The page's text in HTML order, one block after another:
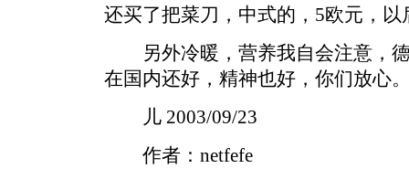
还买了把菜刀，中式的，5欧元，以
另外冷暖，营养我自会注意，德
在国内还好，精神也好，你们放心
儿 2003/09/23
作者：netfefe